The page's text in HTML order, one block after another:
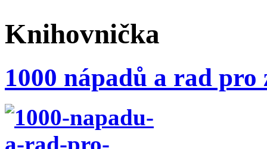
Knihovnička
1000 nápadů a rad